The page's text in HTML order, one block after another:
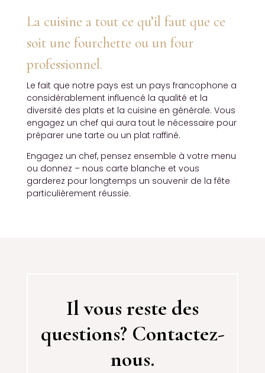
La cuisine a tout ce qu’il faut que ce
soit une fourchette ou un four
professionnel.
Le fait que notre pays est un pays francophone a
considérablement influencé la qualité et la
diversité des plats et la cuisine en générale. Vous
engagez un chef qui aura tout le nécessaire pour
préparer une tarte ou un plat raffiné.
Engagez un chef, pensez ensemble à votre menu
ou donnez – nous carte blanche et vous
garderez pour longtemps un souvenir de la fête
particulièrement réussie.
Il vous reste des
questions? Contactez-
nous.